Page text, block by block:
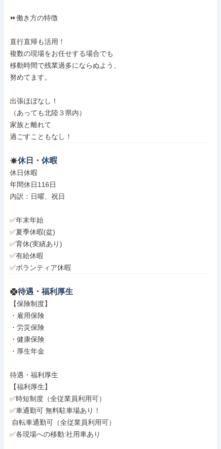
⏩働き方の特徴
直行直帰も活用！
複数の現場をお任せする場合でも
移動時間で残業過多にならぬよう、
努めてます。
出張ほぼなし！
（あっても北陸３県内）
家族と離れて
過ごすこともなし！
休日・休暇
休日休暇
年間休日116日
内訳：日曜、祝日
✅年末年始
✅夏季休暇(盆)
✅育休(実績あり)
✅有給休暇
✅ボランティア休暇
待遇・福利厚生
【保険制度】
・雇用保険
・労災保険
・健康保険
・厚生年金
待遇・福利厚生
【福利厚生】
✅時短制度（全従業員利用可）
✅車通勤可 無料駐車場あり！
✅各現場への移動:社用車あり